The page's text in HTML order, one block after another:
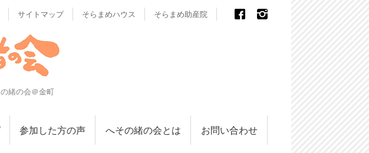
サイトマップ そらまめハウス そらまめ助産院
緒の会＠金町
参加した方の声 へその緒の会とは お問い合わせ